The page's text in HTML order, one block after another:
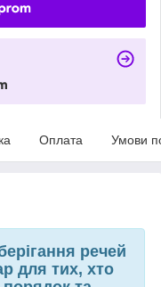
Оплата Умови
речей
для тих, хто